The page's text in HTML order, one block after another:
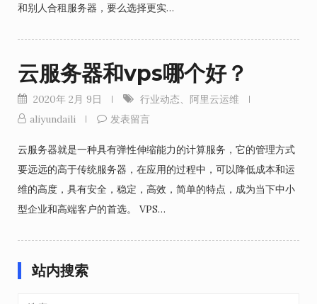
和别人合租服务器，要么选择更实…
云服务器和vps哪个好？
2020年 2月 9日 行业动态、 阿里云运维
aliyundaili
发表留言
云服务器就是一种具有弹性伸缩能力的计算服务，它的管理方式
要远远的高于传统服务器，在应用的过程中，可以降低成本和运
维的高度，具有安全，稳定，高效，简单的特点，成为当下中小
型企业和高端客户的首选。 VPS…
站内搜索